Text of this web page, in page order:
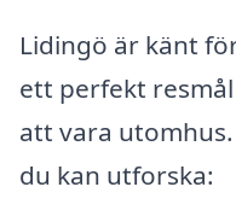
Lidingö är känt
ett perfekt
att vara
du kan utforska: